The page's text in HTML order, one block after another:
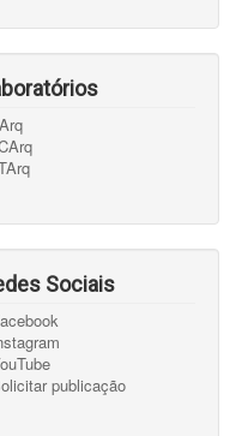
Sociais
publicação